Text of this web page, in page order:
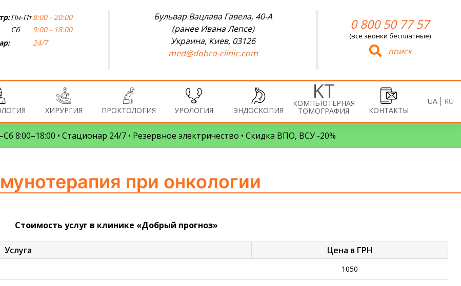
Пн-Пт
Сб
8:00 - 20:00
9:00 - 18:00
24/7
Бульвар Вацлава Гавела, 40-А
(ранее Ивана Лепсе)
Украина, Киев, 03126
med@dobro-clinic.com
0 800 50 77 57
(все звонки бесплатные)
поиск
ХИРУРГИЯ ПРОКТОЛОГИЯ УРОЛОГИЯ ЭНДОСКОПИЯ
КОМПЬЮТЕРНАЯ
ТОМОГРАФИЯ КОНТАКТЫ
UA RU
8:00–18:00 • Стационар 24/7 • Резервное электричество • Скидка ВПО, ВСУ -20%
при онкологии
Стоимость услуг в клинике «Добрый прогноз»
Услуга Цена в ГРН
1050